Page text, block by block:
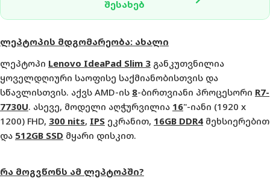
შესახებ
ლეპტოპის მდგომარეობა: ახალი
ლეპტოპი Lenovo IdeaPad Slim 3 განკუთვნილია
ყოველდღიური საოფისე საქმიანობისთვის და
სწავლისთვის. აქვს AMD-ის 8-ბირთვიანი პროცესორი R7-
7730U. ასევე, მოდელი აღჭურვილია 16"-იანი (1920 x
1200) FHD, 300 nits, IPS ეკრანით, 16GB DDR4 მეხსიერებით
და 512GB SSD მყარი დისკით.
რა მოგვწონს ამ ლეპტოპში?